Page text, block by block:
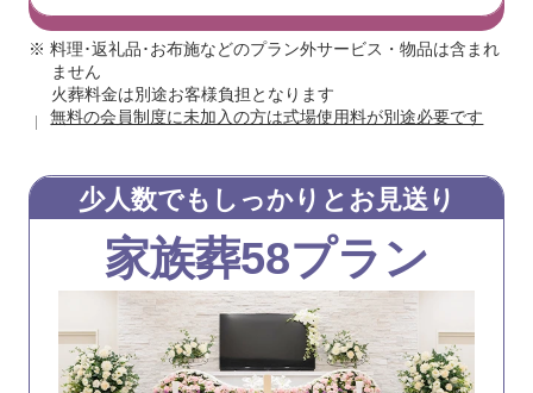
※ 料理･返礼品･お布施などのプラン外サービス・物品は含まれ
ません
火葬料金は別途お客様負担となります
無料の会員制度に未加入の方は式場使用料が別途必要です
少人数でもしっかりとお見送り
家族葬58プラン